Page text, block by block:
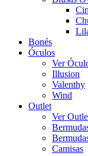
Bonés
Óculos
Ver
Illusion
Valenthy
Wind
Outlet
Ver
Camisas